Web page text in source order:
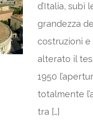
d’Italia, subì
grandezza
costruzioni e
alterato il
1950
totalmente
tra […]